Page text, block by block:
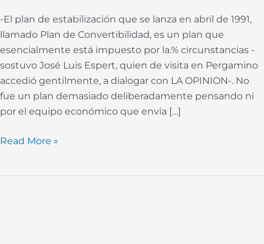
-El plan de estabilización que se lanza en abril de 1991,
llamado Plan de Convertibilidad, es un plan que
esencialmente está impuesto por la.% circunstancias -
sostuvo José Luis Espert, quien de visita en Pergamino
accedió gentilmente, a dialogar con LA OPINION-. No
fue un plan demasiado deliberadamente pensando ni
por el equipo económico que envía […]
que
provoca
la
caída
de
estos
planes
Read More »